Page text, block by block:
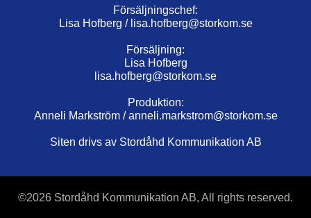
Försäljningschef:
Lisa Hofberg / lisa.hofberg@storkom.se
Försäljning:
Lisa Hofberg
lisa.hofberg@storkom.se
Produktion:
Anneli Markström / anneli.markstrom@storkom.se
Siten drivs av Stordåhd Kommunikation AB
©2026 Stordåhd Kommunikation AB, All rights reserved.